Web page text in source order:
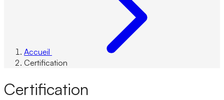
Accueil
Certification
Certification